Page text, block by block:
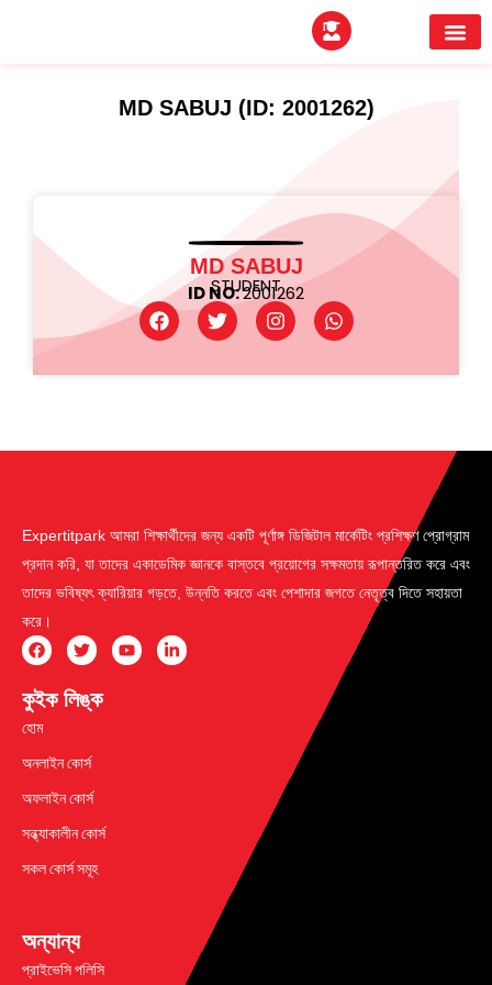
MD SABUJ (ID: 2001262)
MD SABUJ
STUDENT
ID NO:2001262
Expertitpark আমরা শিক্ষার্থীদের জন্য একটি পূর্ণাঙ্গ ডিজিটাল মার্কেটিং প্রশিক্ষণ প্রোগ্রাম
প্রদান করি, যা তাদের একাডেমিক জ্ঞানকে বাস্তবে প্রয়োগের সক্ষমতায় রূপান্তরিত করে এবং
তাদের ভবিষ্যৎ ক্যারিয়ার গড়তে, উন্নতি করতে এবং পেশাদার জগতে নেতৃত্ব দিতে সহায়তা
করে।
কুইক লিঙ্ক
হোম
অনলাইন কোর্স
অফলাইন কোর্স
সন্ধ্যাকালীন কোর্স
সকল কোর্স সমূহ
অন্যান্য
প্রাইভেসি পলিসি